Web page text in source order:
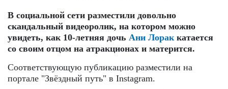
В социальной сети разместили довольно
скандальный видеоролик, на котором можно
увидеть, как 10-летняя дочь Ани Лораккатается
со своим отцом на атракционах и матерится.
Соответствующую публикацию разместили на
портале "Звёздный путь" в Instagram.